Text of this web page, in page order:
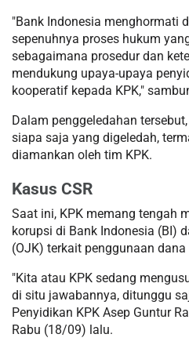
"Bank Indonesia menghormati
sepenuhnya proses hukum
sebagaimana prosedur dan
mendukung upaya-upaya
kooperatif kepada KPK,"
Dalam penggeledahan
siapa saja yang digeledah,
diamankan oleh tim KPK.
Kasus CSR
Saat ini, KPK memang tengah
korupsi di Bank Indonesia (BI)
(OJK) terkait penggunaan dana
"Kita atau KPK sedang
di situ jawabannya, ditunggu
Penyidikan KPK Asep Guntur
Rabu (18/09) lalu.